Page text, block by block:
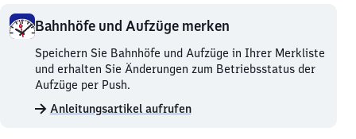
Bahnhöfe und Aufzüge merken
Bahnhöfe
und
Aufzüge
merken.
Speichern Sie Bahnhöfe und Aufzüge in Ihrer Merkliste
und erhalten Sie Änderungen zum Betriebsstatus der
Aufzüge per Push.
Anleitungsartikel aufrufen